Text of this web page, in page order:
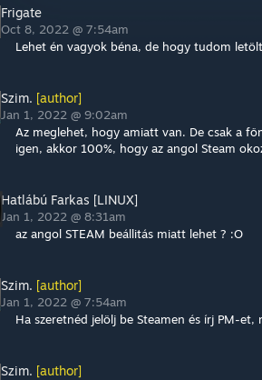
Frigate
Oct 8, 2022 @ 7:54am
Lehet én vagyok béna, de hogy tudom
Szim. [author]
Jan 1, 2022 @ 9:02am
Az meglehet, hogy amiatt van. De csak a
igen, akkor 100%, hogy az angol Steam
Hatlábú Farkas [LINUX]
Jan 1, 2022 @ 8:31am
az angol STEAM beállitás miatt lehet ? :O
Szim. [author]
Jan 1, 2022 @ 7:54am
Ha szeretnéd jelölj be Steamen és írj PM-
Szim. [author]